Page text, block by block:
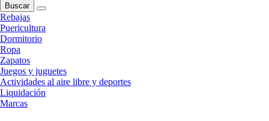
Buscar
Rebajas
Puericultura
Dormitorio
Ropa
Zapatos
Juegos y juguetes
Actividades al aire libre y deportes
Liquidación
Marcas